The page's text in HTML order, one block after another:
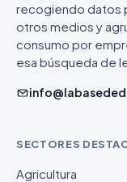
recogiendo datos
otros medios y
consumo por
esa búsqueda de
SECTORES
Agricultura